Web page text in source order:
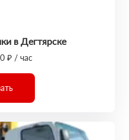
в Дегтярске
₽ / час